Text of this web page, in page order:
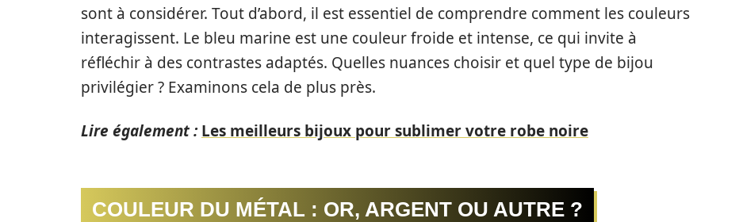
sont à considérer. Tout d’abord, il est essentiel de comprendre comment les couleurs
interagissent. Le bleu marine est une couleur froide et intense, ce qui invite à
réfléchir à des contrastes adaptés. Quelles nuances choisir et quel type de bijou
privilégier ? Examinons cela de plus près.
Lire également : Les meilleurs bijoux pour sublimer votre robe noire
COULEUR DU MÉTAL : OR, ARGENT OU AUTRE ?